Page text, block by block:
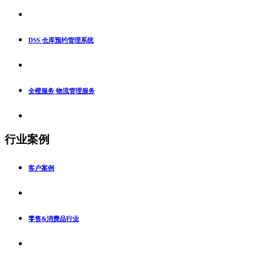
DSS 仓库预约管理系统
全橙服务 物流管理服务
行业案例
客户案例
零售&消费品行业